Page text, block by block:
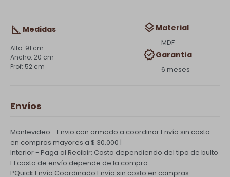
Medidas
91 cm
20 cm
52 cm
Material
MDF
Garantía
6 meses
Envíos
Montevideo - Envio con armado a coordinarEnvío sin costo
en compras mayores a $ 30.000 |
Interior - Paga al Recibir: Costo dependiendo del tipo de bulto
El costo de envío depende de la compra.
PQuick Envío Coordinado Envío sin costo en compras